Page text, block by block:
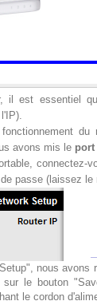
il est essentiel
avons mis le port
passe (laissez le
nous avons
sur le bouton
le cordon